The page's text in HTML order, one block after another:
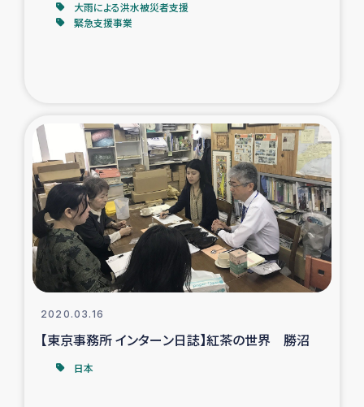
ガザ地区における羊の畜産支援
ガザ地区酪農を通した女性グループの生計支援
ふりかけ普及と食生活改善による栄養改善事業
フェアトレード事業
緊急支援事業
女性の生計向上を通じた子どもの栄養改善事業
大雨による洪水被災者支援
緊急支援事業
2020.03.16
【東京事務所 インターン日誌】紅茶の世界 勝沼
日本